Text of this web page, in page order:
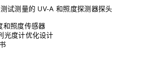
试测量的 UV-A 和照度探测器探头
和照度传感器
光度计优化设计